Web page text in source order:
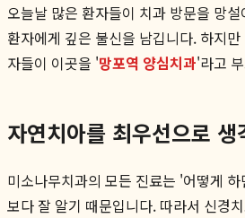
오늘날 많은 환자들이 치과 방문을 망
환자에게 깊은 불신을 남깁니다. 하지만
자들이 이곳을 '망포역 양심치과'라고
자연치아를 최우선으로
미소나무치과의 모든 진료는 '어떻게
보다 잘 알기 때문입니다. 따라서 신경